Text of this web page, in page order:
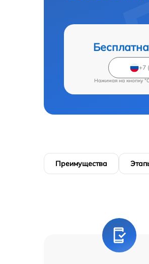
Нажимая на кнопку
Преимущества